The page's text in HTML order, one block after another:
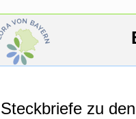
Steckbriefe zu